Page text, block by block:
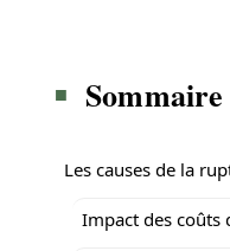
Sommaire
Les causes de la
Impact des coûts